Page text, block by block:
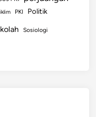
PKI Politik
Sosiologi